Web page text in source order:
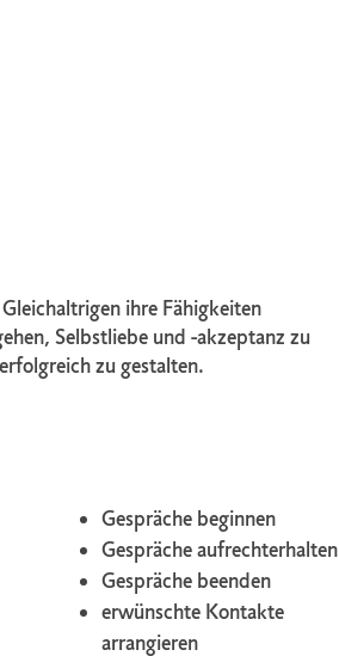
ihre Fähigkeiten
Selbstliebe und -akzeptanz zu
zu gestalten.
Gespräche beginnen
Gespräche aufrechterhalten
Gespräche beenden
erwünschte Kontakte
arrangieren